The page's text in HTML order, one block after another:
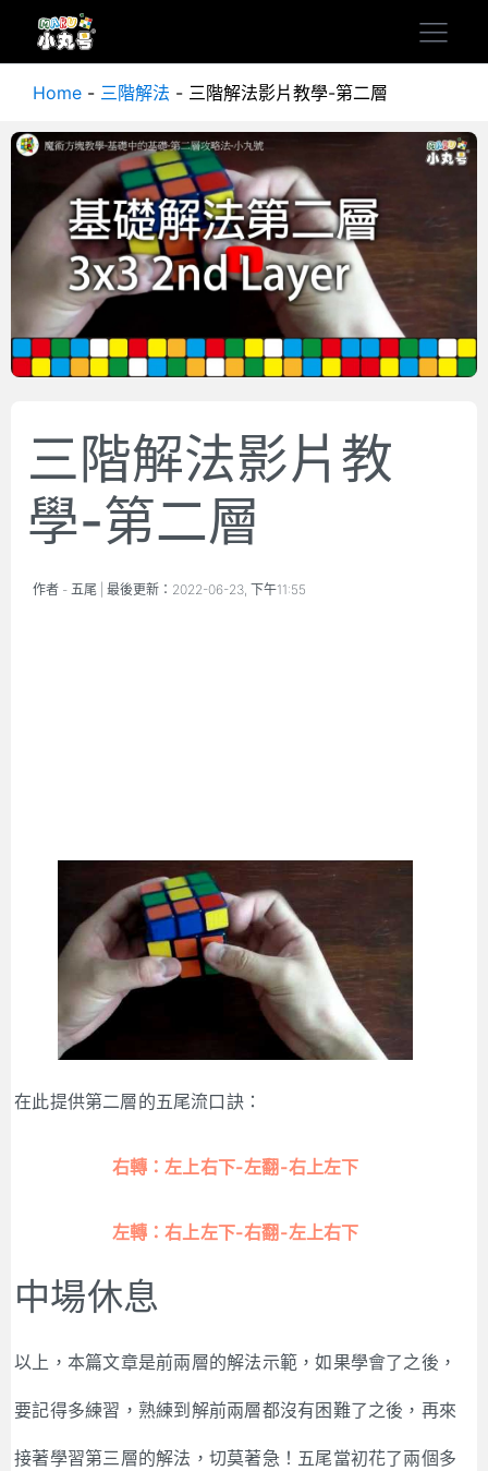
Home - 三階解法 - 三階解法影片教學-第二層
三階解法影片教
學-第二層
作者 - 五尾 | 最後更新： 2022-06-23, 下午11:55
在此提供第二層的五尾流口訣：
右轉：左上右下-左翻-右上左下
左轉：右上左下-右翻-左上右下
中場休息
以上，本篇文章是前兩層的解法示範，如果學會了之後，
要記得多練習，熟練到解前兩層都沒有困難了之後，再來
接著學習第三層的解法，切莫著急！五尾當初花了兩個多